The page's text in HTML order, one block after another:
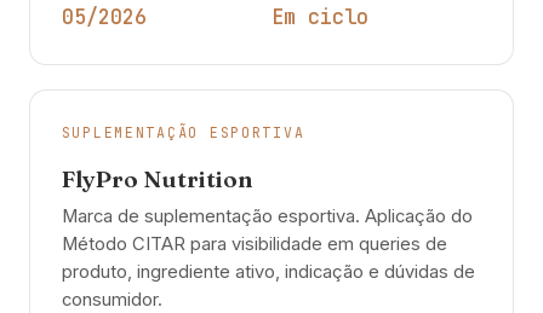
05/2026 Em ciclo
SUPLEMENTAÇÃO ESPORTIVA
FlyPro Nutrition
Marca de suplementação esportiva. Aplicação do
Método CITAR para visibilidade em queries de
produto, ingrediente ativo, indicação e dúvidas de
consumidor.